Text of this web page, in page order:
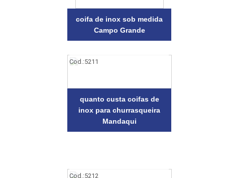
coifa de inox sob medida
Campo Grande
Cod.:5211
quanto custa coifas de
inox para churrasqueira
Mandaqui
Cod.:5212